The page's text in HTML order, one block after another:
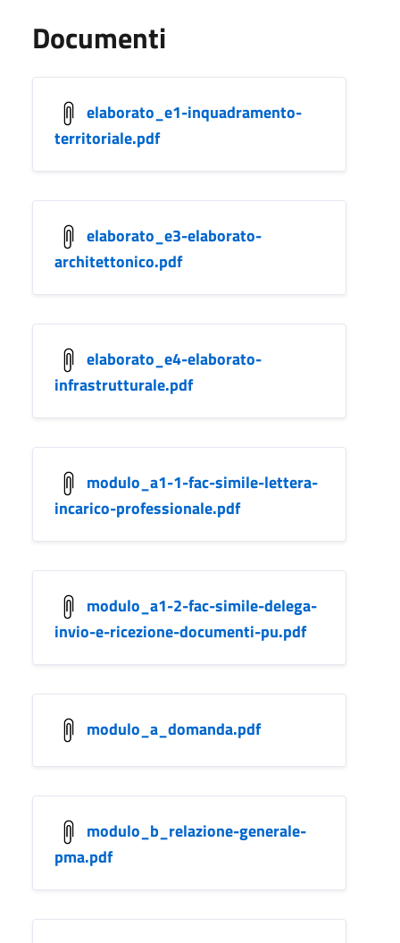
Documenti
elaborato_e1-inquadramento-
territoriale.pdf
elaborato_e3-elaborato-
architettonico.pdf
elaborato_e4-elaborato-
infrastrutturale.pdf
modulo_a1-1-fac-simile-lettera-
incarico-professionale.pdf
modulo_a1-2-fac-simile-delega-
invio-e-ricezione-documenti-pu.pdf
modulo_a_domanda.pdf
modulo_b_relazione-generale-
pma.pdf